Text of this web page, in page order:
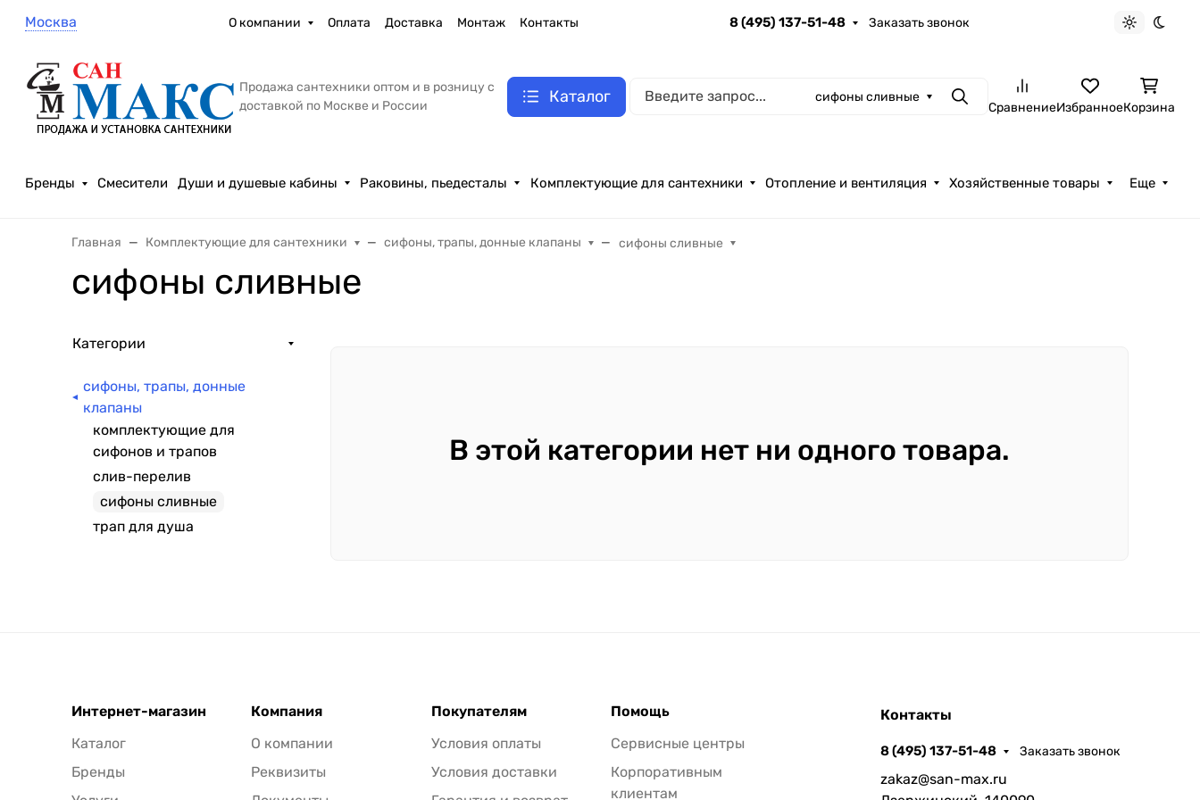
Москва О компании Оплата Доставка Монтаж Контакты 8 (495) 137-51-48 Заказать звонок
Светлая
Продажа сантехники оптом и в розницу с
доставкой по Москве и России
Каталог сифоны сливные ПоискСравнениеИзбранноеКорзина
Бренды Смесители Души и душевые кабины Раковины, пьедесталы Комплектующие для сантехники Отопление и вентиляция Хозяйственные товары Еще
Главная Комплектующие для сантехники сифоны, трапы, донные клапаны сифоны сливные
сифоны сливные
Категории
сифоны, трапы, донные
клапаны
комплектующие для
сифонов и трапов
слив-перелив
сифоны сливные
трап для душа
В этой категории нет ни одного товара.
Интернет-магазин
Каталог
Бренды
Компания
О компании
Реквизиты
Покупателям
Условия оплаты
Условия доставки
Помощь
Сервисные центры
Корпоративным
клиентам
Контакты
8 (495) 137-51-48 Заказать звонок
zakaz@san-max.ru